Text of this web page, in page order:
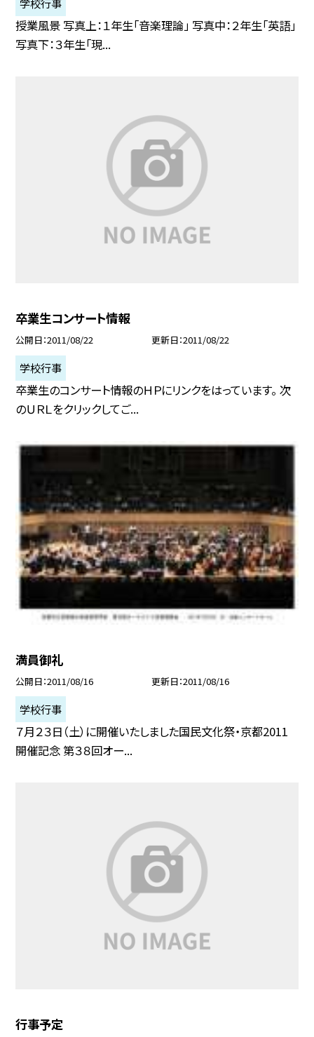
授業風景 写真上：１年生「音楽理論」 写真中：２年生「英語」
写真下：３年生「現...
卒業生コンサート情報
公開日 2011/08/22 更新日 2011/08/22
学校行事
卒業生のコンサート情報のＨＰにリンクをはっています。 次
のＵＲＬをクリックしてご...
満員御礼
公開日 2011/08/16 更新日 2011/08/16
学校行事
７月２３日（土）に開催いたしました国民文化祭・京都2011
開催記念 第３８回オー...
行事予定